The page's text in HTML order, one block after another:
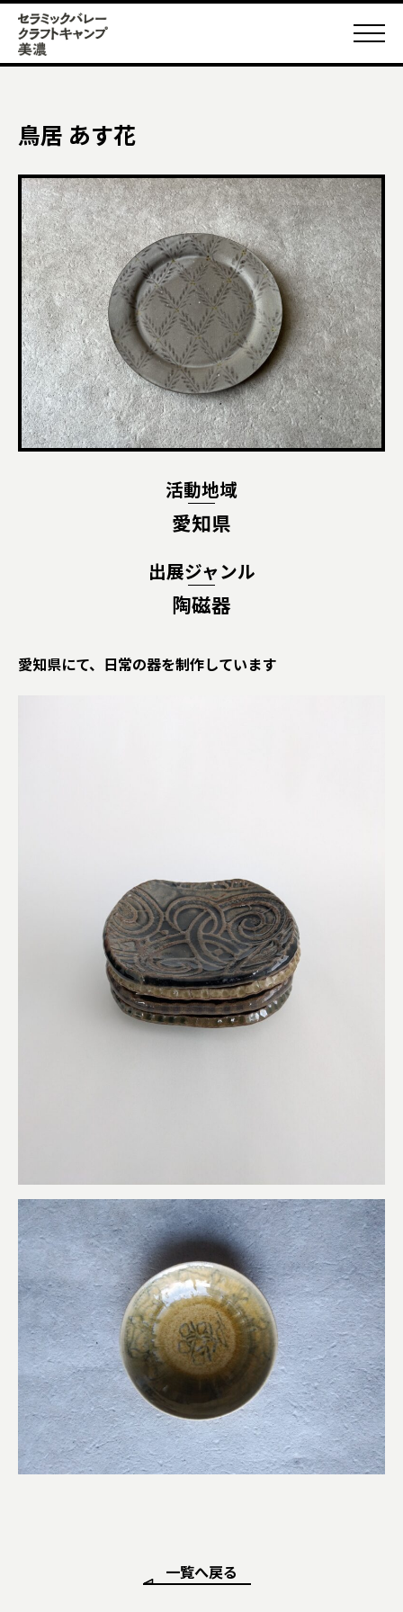
鳥居 あす花
活動地域
愛知県
出展ジャンル
陶磁器
愛知県にて、日常の器を制作しています
一覧へ戻る